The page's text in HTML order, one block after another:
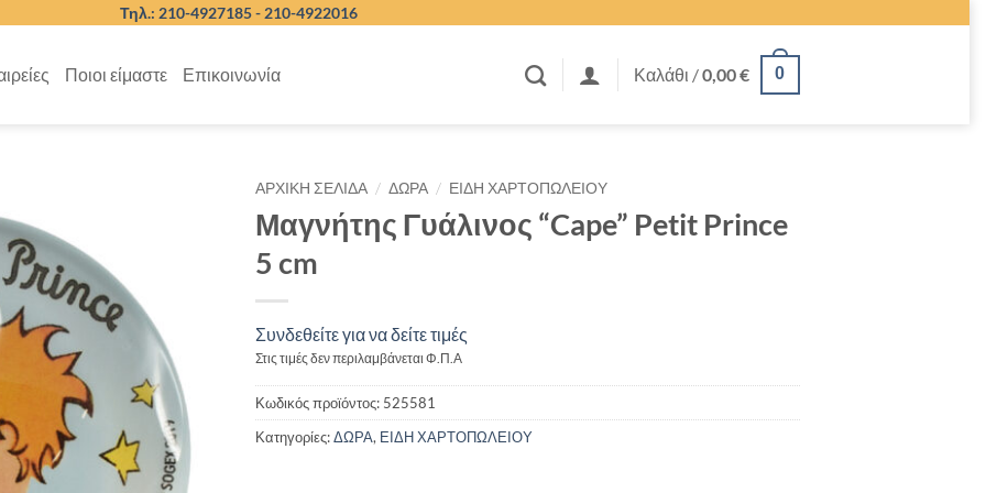
Τηλ.: 210-4927185 - 210-4922016
Ποιοι είμαστε Επικοινωνία Καλάθι /0,00€ 0
ΑΡΧΙΚΉ ΣΕΛΊΔΑ / ΔΩΡΑ / ΕΙΔΗ ΧΑΡΤΟΠΩΛΕΙΟΥ
Μαγνήτης Γυάλινος “Cape” Petit Prince
5 cm
Συνδεθείτε για να δείτε τιμές
Στις τιμές δεν περιλαμβάνεται Φ.Π.Α
Κωδικός προϊόντος: 525581
Κατηγορίες:ΔΩΡΑ, ΕΙΔΗ ΧΑΡΤΟΠΩΛΕΙΟΥ